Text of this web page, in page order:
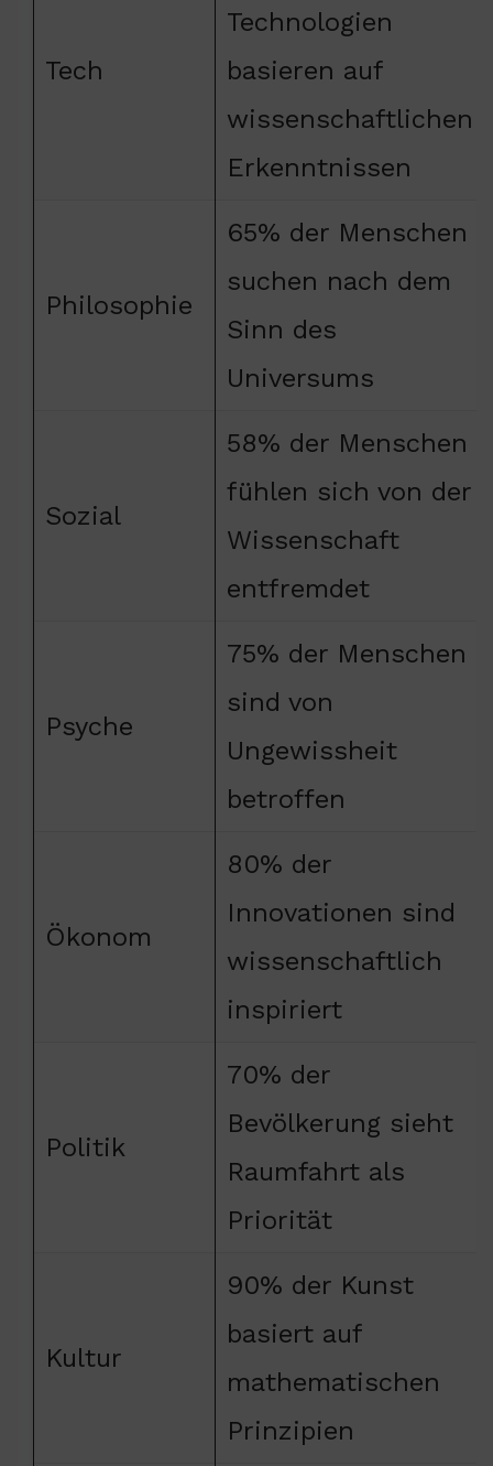
Tech
Technologien
basieren auf
wissenschaftlichen
Erkenntnissen
Philosophie
65% der Menschen
suchen nach dem
Sinn des
Universums
Sozial
58% der Menschen
fühlen sich von der
Wissenschaft
entfremdet
Psyche
75% der Menschen
sind von
Ungewissheit
betroffen
Ökonom
80% der
Innovationen sind
wissenschaftlich
inspiriert
Politik
70% der
Bevölkerung sieht
Raumfahrt als
Priorität
Kultur
90% der Kunst
basiert auf
mathematischen
Prinzipien